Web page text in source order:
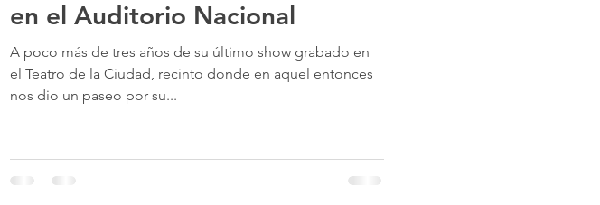
en el Auditorio Nacional
A poco más de tres años de su último show grabado en
el Teatro de la Ciudad, recinto donde en aquel entonces
nos dio un paseo por su...